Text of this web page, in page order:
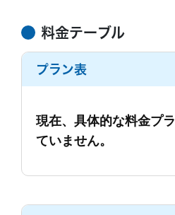
料金テーブル
プラン表
現在、具体的な料金プ
ていません。